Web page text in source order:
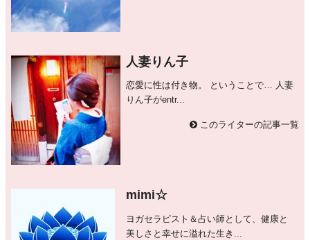
人妻りん子
恋愛に性は付き物。 ということで… 人妻
りん子がentr...
このライターの記事一覧
mimi☆
ヨガセラピスト＆占い師として、健康と
美しさと幸せに溢れた生き...